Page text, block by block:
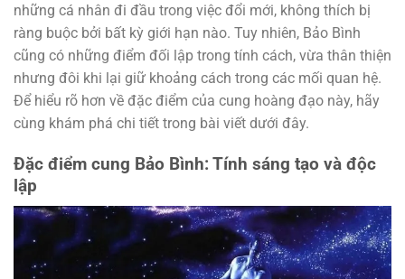
những cá nhân đi đầu trong việc đổi mới, không thích bị
ràng buộc bởi bất kỳ giới hạn nào. Tuy nhiên, Bảo Bình
cũng có những điểm đối lập trong tính cách, vừa thân thiện
nhưng đôi khi lại giữ khoảng cách trong các mối quan hệ.
Để hiểu rõ hơn về đặc điểm của cung hoàng đạo này, hãy
cùng khám phá chi tiết trong bài viết dưới đây.
Đặc điểm cung Bảo Bình: Tính sáng tạo và độc
lập